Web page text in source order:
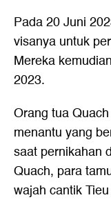
Pada 20 Juni
visanya untuk
Mereka
2023.
Orang tua
menantu yang
saat pernikahan
Quach, para
wajah cantik